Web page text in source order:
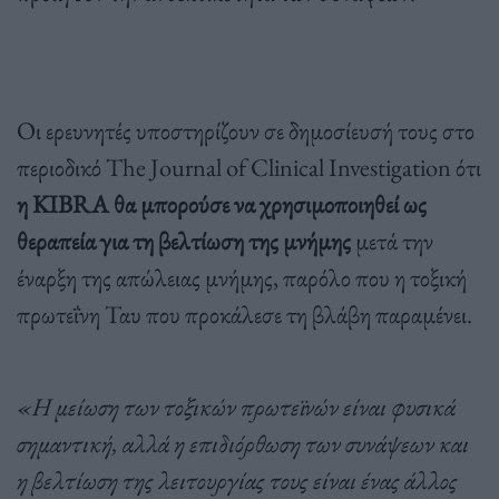
Οι ερευνητές υποστηρίζουν σε δημοσίευσή τους στο
περιοδικό The Journal of Clinical Investigation ότι
η KIBRA θα μπορούσε να χρησιμοποιηθεί ως
θεραπεία για τη βελτίωση της μνήμης μετά την
έναρξη της απώλειας μνήμης, παρόλο που η τοξική
πρωτεΐνη Ταυ που προκάλεσε τη βλάβη παραμένει.
«Η μείωση των τοξικών πρωτεϊνών είναι φυσικά
σημαντική, αλλά η επιδιόρθωση των συνάψεων και
η βελτίωση της λειτουργίας τους είναι ένας άλλος